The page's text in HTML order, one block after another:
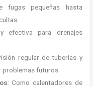
fugas pequeñas hasta
efectiva para drenajes
regular de tuberías y
problemas futuros.
: Como calentadores de